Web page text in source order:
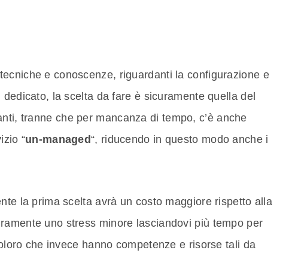
e conoscenze, riguardanti la configurazione e
dedicato, la scelta da fare è sicuramente quella del
tranne che per mancanza di tempo, c’è anche
“un-managed“, riducendo in questo modo anche i
la prima scelta avrà un costo maggiore rispetto alla
uno stress minore lasciandovi più tempo per
che invece hanno competenze e risorse tali da